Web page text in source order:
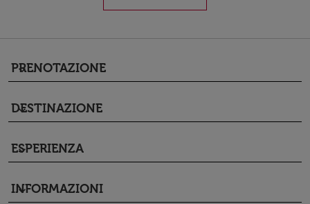
PRENOTAZIONE
keyboard_arrow_down
DESTINAZIONE
keyboard_arrow_down
ESPERIENZA
keyboard_arrow_down
INFORMAZIONI
keyboard_arrow_down